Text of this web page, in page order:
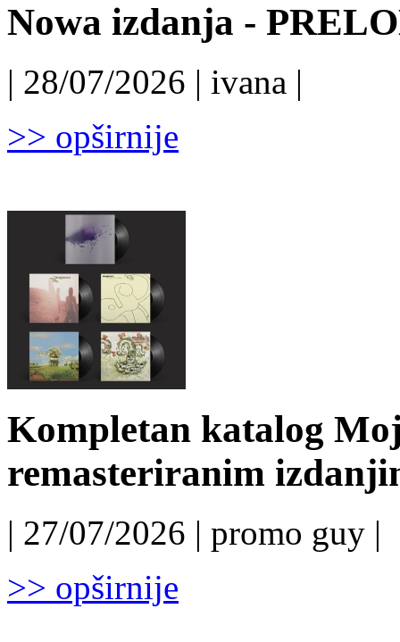
Nowa izdanja -
| 28/07/2026 | ivana |
>> opširnije
Kompletan katalog
remasteriranim
| 27/07/2026 | promo guy |
>> opširnije